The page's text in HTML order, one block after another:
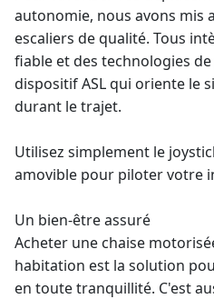
autonomie, nous avons mis
escaliers de qualité. Tous
fiable et des technologies
dispositif ASL qui oriente le
durant le trajet.
Utilisez simplement le
amovible pour piloter votre
Un bien-être assuré
Acheter une chaise
habitation est la solution
en toute tranquillité. C'est